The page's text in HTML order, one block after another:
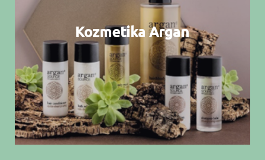
Kozmetika Argan